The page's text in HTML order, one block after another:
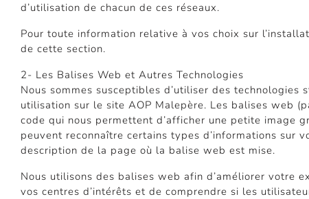
d’utilisation de chacun de ces réseaux.
Pour toute information relative à vos choix sur
de cette section.
2- Les Balises Web et Autres Technologies
Nous sommes susceptibles d’utiliser des
utilisation sur le site AOP Malepère. Les balises web
code qui nous permettent d’afficher une petite image
peuvent reconnaître certains types d’informations sur
description de la page où la balise web est mise.
Nous utilisons des balises web afin d’améliorer votre
vos centres d’intérêts et de comprendre si les